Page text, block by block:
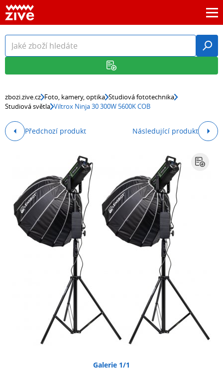
zbozi.zive.cz Foto, kamery, optika Studiová fototechnika
Studiová světla Viltrox Ninja 30 300W 5600K COB
Předchozí produkt Následující produkt
Galerie 1/1